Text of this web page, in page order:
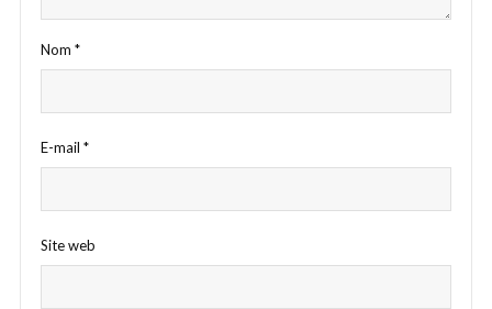
Nom *
E-mail *
Site web